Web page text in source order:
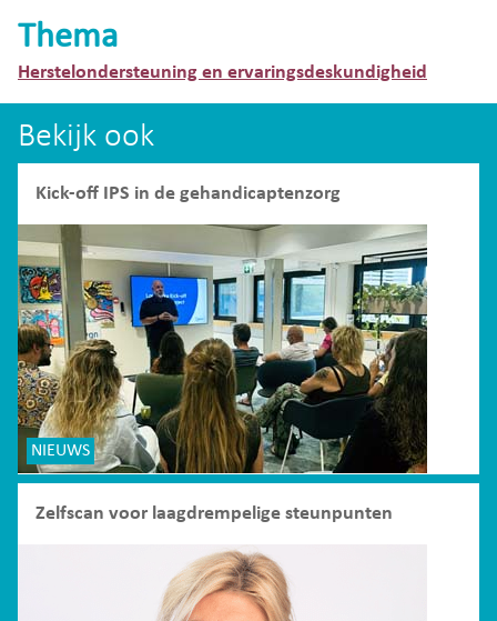
Thema
Herstelondersteuning en ervaringsdeskundigheid
Bekijk ook
Kick-off IPS in de gehandicaptenzorg
NIEUWS
Zelfscan voor laagdrempelige steunpunten